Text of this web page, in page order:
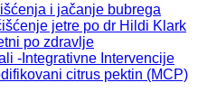
i jačanje bubrega
jetre po dr Hildi Klark
po zdravlje
-Integrativne Intervencije
citrus pektin (MCP)